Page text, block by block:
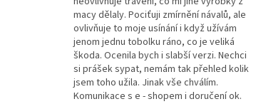
macy dělaly. Pociťuji zmírnění návalů, ale
ovlivňuje to moje usínání i když užívám
jenom jednu tobolku ráno, co je veliká
škoda. Ocenila bych i slabší verzi. Nechci
si prášek sypat, nemám tak přehled kolik
jsem toho užila. Jinak vše chválím.
Komunikace s e - shopem i doručení ok.